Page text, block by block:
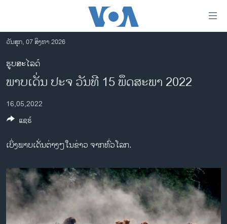
ເຂົ້າ
ຫາ
ຂ້າມ
ຂ້າມ
ໄປ
ຫາ
ຄົ້ນ
ລາວ
ອາເມຣິກາ
ການເລືອກຕັ້ງ ປະທານາທີບໍດີ ສະຫະລັດ 2024
ຂ່າວ​ຈີນ
ໂລກ
ອິດສະຫຼະພາບດ້ານການຂ່າວ
ຊີວິດຊາວລາວ
ຊຸມຊົນຊາວລາວ
ວັນສຸກ, 07 ສິງຫາ 2026
ຮູບສະໄລດ໌
ພາບເດັ່ນ ປະຈ ວັນທີ 15 ພຶດສະພາ 2022
16,05,2022
ເບິ່ງພາບເດັ່ນຕ່າງໆໃນຂ່າວ ຈາກທົ່ວໂລກ.
ແຊຣ໌